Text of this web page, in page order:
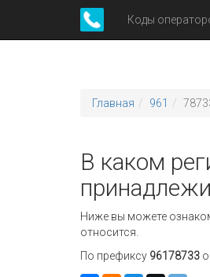
Коды
Главная 961
В каком
Ниже вы можете
относится.
По префиксу 96178733